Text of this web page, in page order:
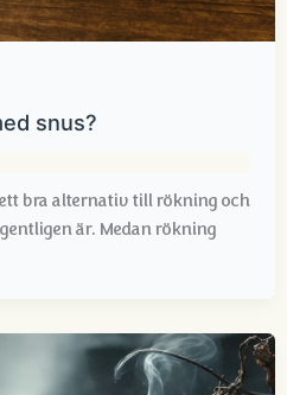
snus?
bra alternativ till rökning och
är. Medan rökning